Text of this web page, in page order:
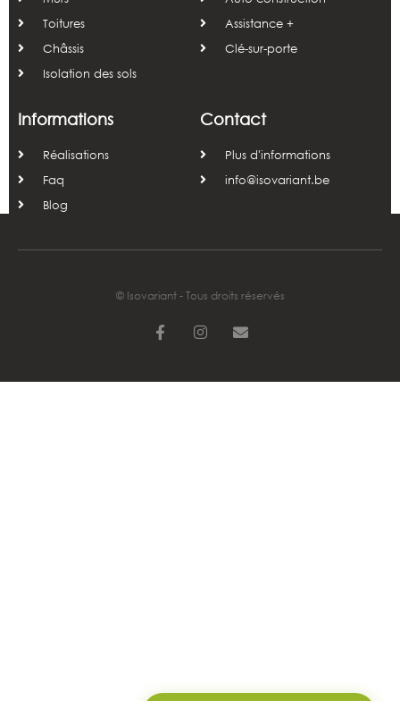
Toitures
Châssis
Isolation des sols
Assistance +
Clé-sur-porte
Informations
Réalisations
Faq
Blog
Contact
Plus d'informations
info@isovariant.be
© Isovariant - Tous droits réservés